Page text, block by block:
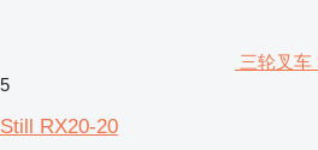
三轮叉车
5
Still RX20-20